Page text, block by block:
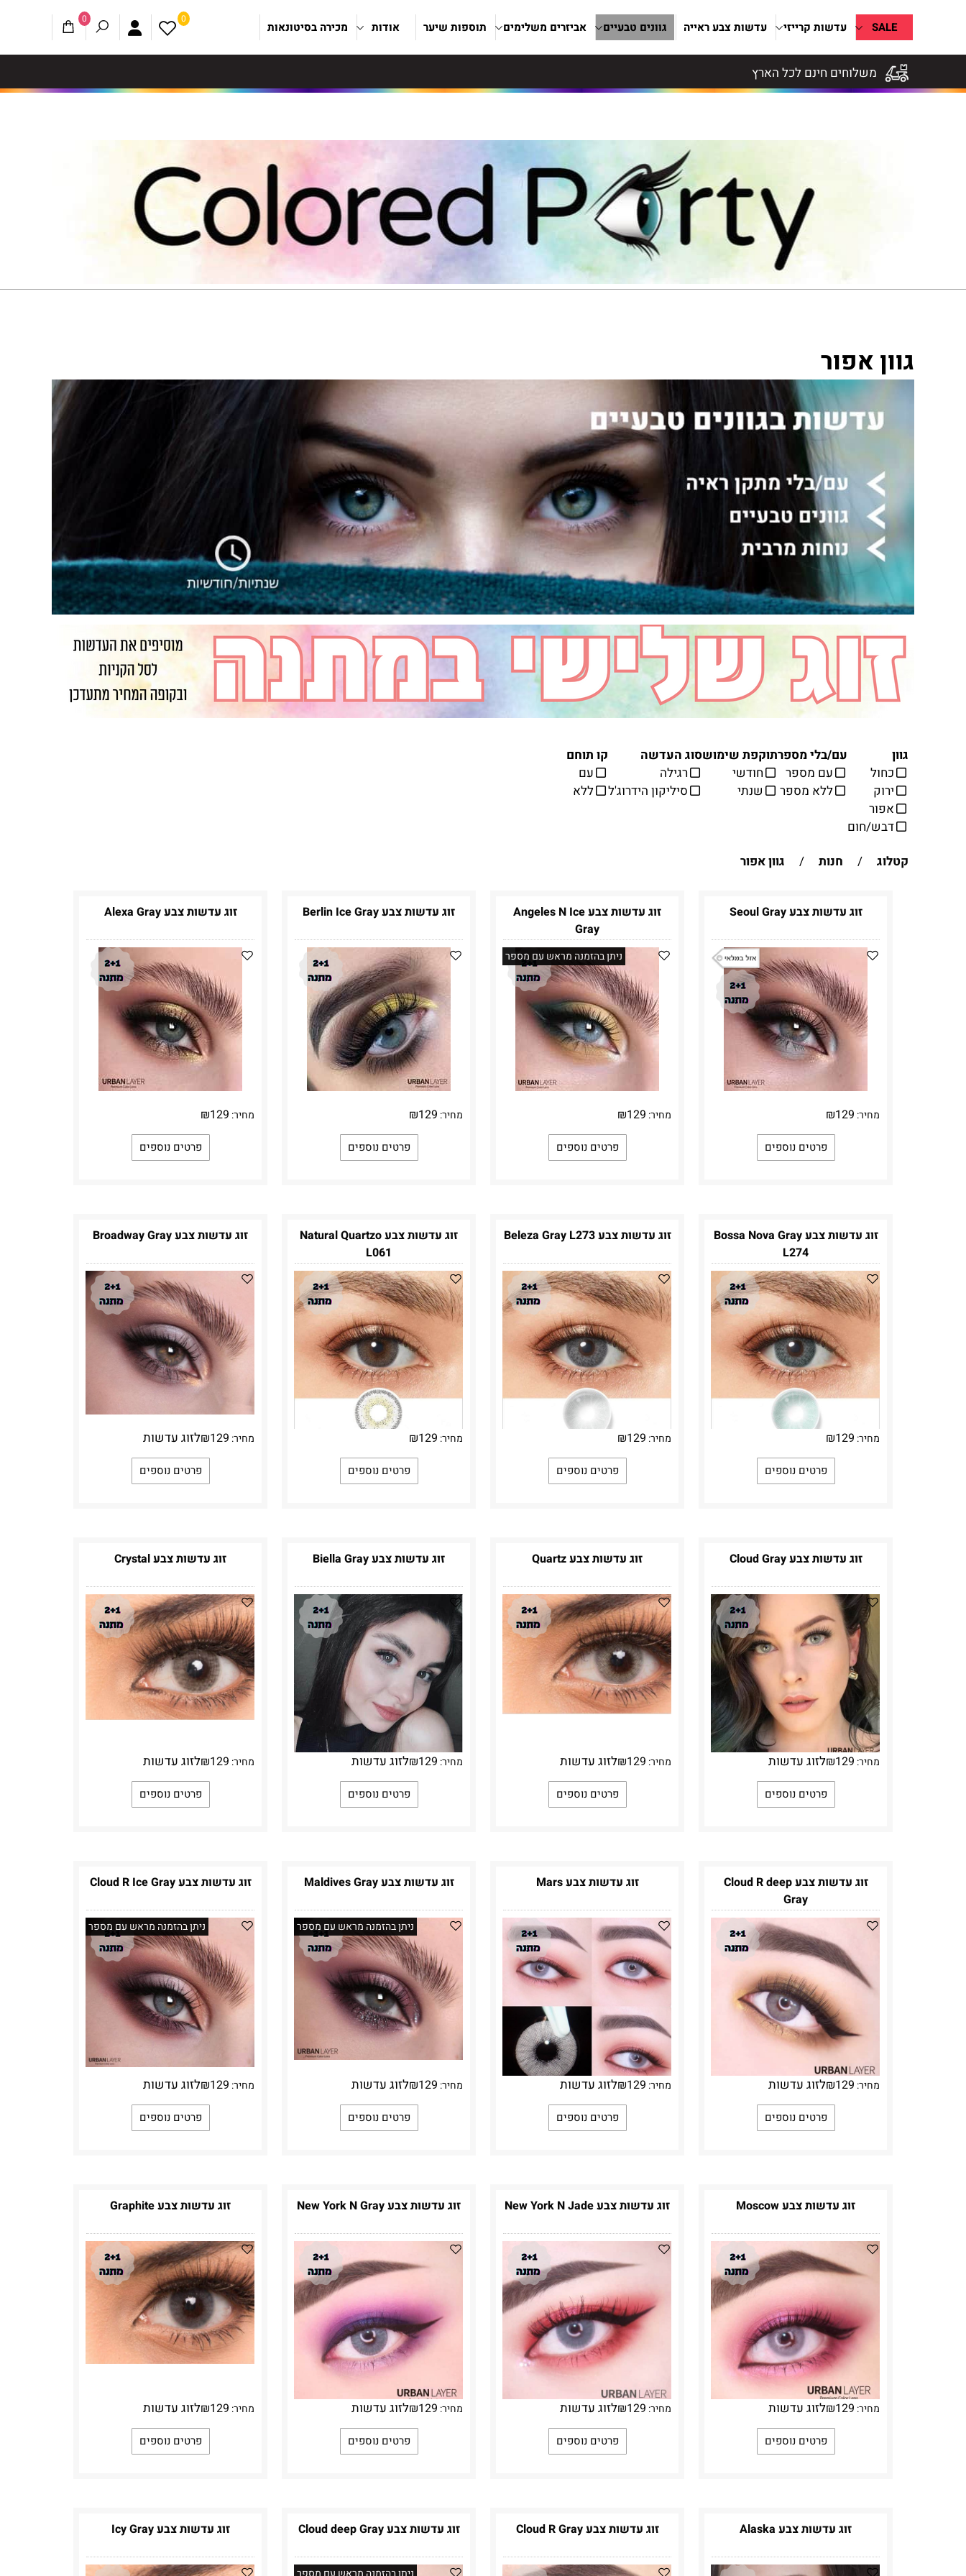
משלוחים חינם לכל הארץ
0 0
SALE עדשות קרייזי עדשות צבע ראייה גוונים טבעיים אביזרים משלימים תוספות שיער אודות מכירה בסיטונאות
גוון אפור
גוון
כחול
ירוק
אפור
דבש/חום
עם/בלי מספר
עם מספר
ללא מספר
תוקפת שימוש
חודשי
שנתי
סוג העדשה
רגילה
סיליקון הידרוג'ל
קו תוחם
עם
ללא
קטלוג / חנות / גוון אפור
זוג עדשות צבע Seoul Gray
מחיר: ₪129
פרטים נוספים
זוג עדשות צבע Angeles N Ice
Gray
ניתן בהזמנה מראש עם מספר
מחיר: ₪129
פרטים נוספים
זוג עדשות צבע Berlin Ice Gray
מחיר: ₪129
פרטים נוספים
זוג עדשות צבע Alexa Gray
מחיר: ₪129
פרטים נוספים
זוג עדשות צבע Bossa Nova Gray
L274
מחיר: ₪129
פרטים נוספים
זוג עדשות צבע Beleza Gray L273
מחיר: ₪129
פרטים נוספים
זוג עדשות צבע Natural Quartzo
L061
מחיר: ₪129
פרטים נוספים
זוג עדשות צבע Broadway Gray
מחיר: ₪129 לזוג עדשות
פרטים נוספים
זוג עדשות צבע Cloud Gray
מחיר: ₪129 לזוג עדשות
פרטים נוספים
זוג עדשות צבע Quartz
מחיר: ₪129 לזוג עדשות
פרטים נוספים
זוג עדשות צבע Biella Gray
מחיר: ₪129 לזוג עדשות
פרטים נוספים
זוג עדשות צבע Crystal
מחיר: ₪129 לזוג עדשות
פרטים נוספים
זוג עדשות צבע Cloud R deep
Gray
מחיר: ₪129 לזוג עדשות
פרטים נוספים
זוג עדשות צבע Mars
מחיר: ₪129 לזוג עדשות
פרטים נוספים
זוג עדשות צבע Maldives Gray
ניתן בהזמנה מראש עם מספר
מחיר: ₪129 לזוג עדשות
פרטים נוספים
זוג עדשות צבע Cloud R Ice Gray
ניתן בהזמנה מראש עם מספר
מחיר: ₪129 לזוג עדשות
פרטים נוספים
זוג עדשות צבע Moscow
מחיר: ₪129 לזוג עדשות
פרטים נוספים
זוג עדשות צבע New York N Jade
מחיר: ₪129 לזוג עדשות
פרטים נוספים
זוג עדשות צבע New York N Gray
מחיר: ₪129 לזוג עדשות
פרטים נוספים
זוג עדשות צבע Graphite
מחיר: ₪129 לזוג עדשות
פרטים נוספים
זוג עדשות צבע Alaska זוג עדשות צבע Cloud R Gray זוג עדשות צבע Cloud deep Gray זוג עדשות צבע Icy Gray